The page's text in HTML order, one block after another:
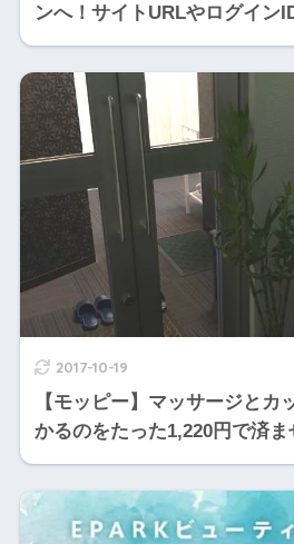
ンへ！サイトURLやログイン
2017-10-19
【モッピー】マッサージとカ
かるのをたった1,220円で済